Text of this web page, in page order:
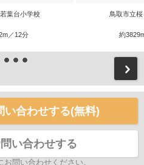
葉台小学校
／12分
鳥取市立
約
い合わせする(無料)
い合わせする
問い合わせください。